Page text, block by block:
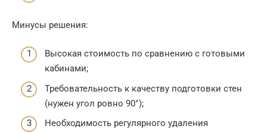
Минусы решения:
Высокая стоимость по сравнению с готовыми
кабинами;
Требовательность к качеству подготовки стен
(нужен угол ровно 90°);
Необходимость регулярного удаления